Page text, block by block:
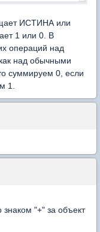
ИСТИНА или
1 или 0. В
операций над
над обычными
суммируем 0, если
1.
знаком "+" за объект